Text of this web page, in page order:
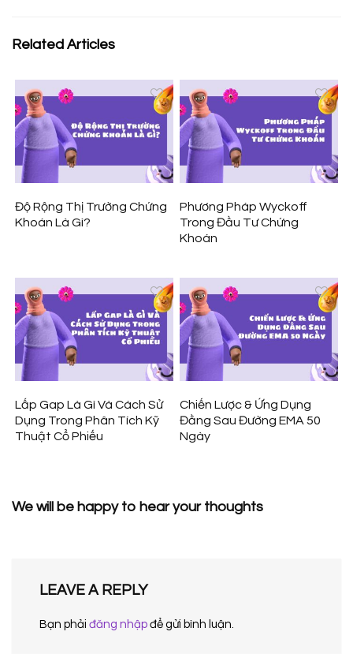
Related Articles
Độ Rộng Thị Trường Chứng
Khoán Là Gì?
Phương Pháp Wyckoff
Trong Đầu Tư Chứng
Khoán
Lấp Gap Là Gì Và Cách Sử
Dụng Trong Phân Tích Kỹ
Thuật Cổ Phiếu
Chiến Lược & Ứng Dụng
Đằng Sau Đường EMA 50
Ngày
We will be happy to hear your thoughts
LEAVE A REPLY
Bạn phải đăng nhập để gửi bình luận.